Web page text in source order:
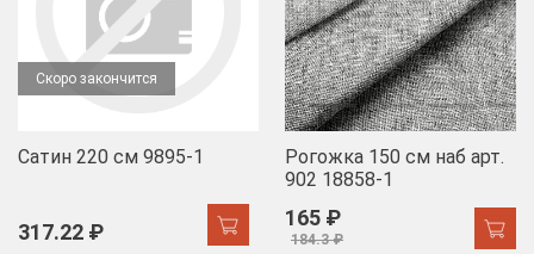
Скоро закончится
Сатин 220 см 9895-1
317.22 ₽
Рогожка 150 см наб арт.
902 18858-1
165 ₽
184.3 ₽